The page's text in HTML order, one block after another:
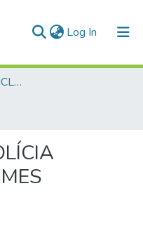
Log In (current)
TRABALHOS DE CONCLUSÃO DE CURSO - CFO (CURSO DE FORMAÇÃO DE OFICIAIS)